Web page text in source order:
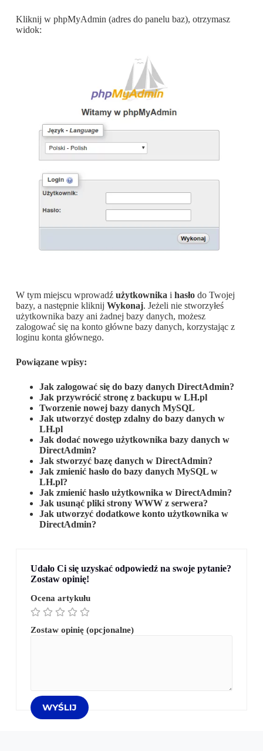
Kliknij w phpMyAdmin (adres do panelu baz), otrzymasz
widok:
W tym miejscu wprowadź użytkownika i hasłodo Twojej
bazy, a następnie kliknij Wykonaj. Jeżeli nie stworzyłeś
użytkownika bazy ani żadnej bazy danych, możesz
zalogować się na konto główne bazy danych, korzystając z
loginu konta głównego.
Powiązane wpisy:
Jak zalogować się do bazy danych DirectAdmin?
Jak przywrócić stronę z backupu w LH.pl
Tworzenie nowej bazy danych MySQL
Jak utworzyć dostęp zdalny do bazy danych w
LH.pl
Jak dodać nowego użytkownika bazy danych w
DirectAdmin?
Jak stworzyć bazę danych w DirectAdmin?
Jak zmienić hasło do bazy danych MySQL w
LH.pl?
Jak zmienić hasło użytkownika w DirectAdmin?
Jak usunąć pliki strony WWW z serwera?
Jak utworzyć dodatkowe konto użytkownika w
DirectAdmin?
Udało Ci się uzyskać odpowiedź na swoje pytanie?
Zostaw opinię!
Ocena artykułu
Zostaw opinię (opcjonalne)